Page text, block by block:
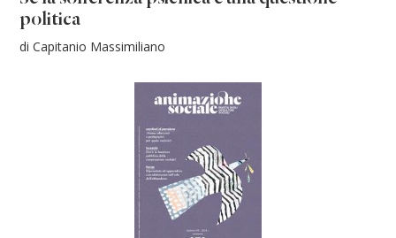
politica
di Capitanio Massimiliano